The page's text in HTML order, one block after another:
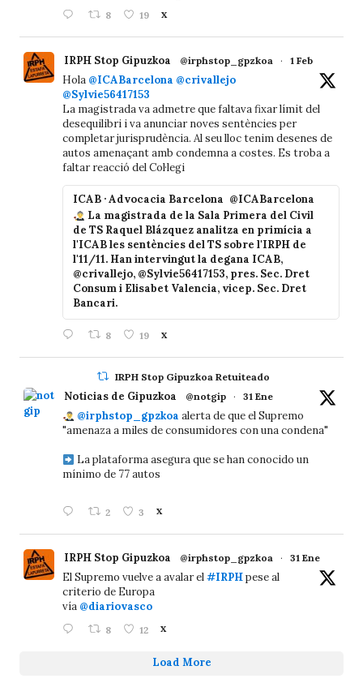
8 19 X
IRPH Stop Gipuzkoa @irphstop_gpzkoa · 1 Feb
Hola @ICABarcelona @crivallejo
@Sylvie56417153
La magistrada va admetre que faltava fixar límit del
desequilibri i va anunciar noves sentències per
completar jurisprudència. Al seu lloc tenim desenes de
autos amenaçant amb condemna a costes. Es troba a
faltar reacció del Col·legi
ICAB · Advocacia Barcelona @ICABarcelona
La magistrada de la Sala Primera del Civil
de TS Raquel Blázquez analitza en primícia a
l'ICAB les sentències del TS sobre l'IRPH de
l'11/11. Han intervingut la degana ICAB,
@crivallejo, @Sylvie56417153, pres. Sec. Dret
Consum i Elisabet Valencia, vicep. Sec. Dret
Bancari.
8 19 X
IRPH Stop Gipuzkoa Retuiteado
Noticias de Gipuzkoa @notgip · 31 Ene
@irphstop_gpzkoa alerta de que el Supremo
"amenaza a miles de consumidores con una condena"
La plataforma asegura que se han conocido un
mínimo de 77 autos
2 3 X
IRPH Stop Gipuzkoa @irphstop_gpzkoa · 31 Ene
El Supremo vuelve a avalar el#IRPHpese al
criterio de Europa
vía @diariovasco
8 12 X
Load More